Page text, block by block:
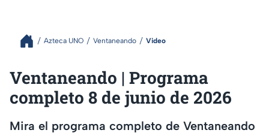
Azteca UNO Ventaneando Video
Ventaneando | Programa
completo 8 de junio de 2026
Mira el programa completo de Ventaneando